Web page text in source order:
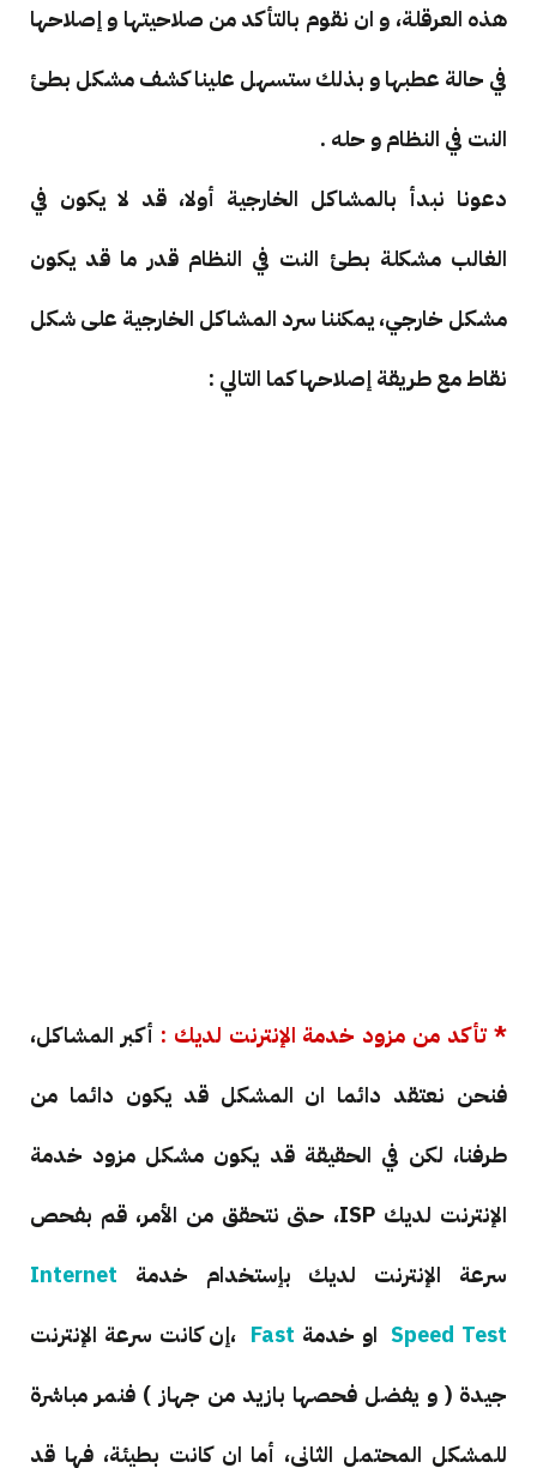
هذه العرقلة، و ان نقوم بالتأكد من صلاحيتها و إصلاحها
في حالة عطبها و بذلك ستسهل علينا كشف مشكل بطئ
النت في النظام و حله .
دعونا نبدأ بالمشاكل الخارجية أولا، قد لا يكون في
الغالب مشكلة بطئ النت في النظام قدر ما قد يكون
مشكل خارجي، يمكننا سرد المشاكل الخارجية على شكل
نقاط مع طريقة إصلاحها كما التالي :
* تأكد من مزود خدمة الإنترنت لديك : أكبر المشاكل،
فنحن نعتقد دائما ان المشكل قد يكون دائما من
طرفنا، لكن في الحقيقة قد يكون مشكل مزود خدمة
الإنترنت لديك ISP، حتى نتحقق من الأمر، قم بفحص
سرعة الإنترنت لديك بإستخدام خدمة Internet
Speed Test او خدمة Fast ،إن كانت سرعة الإنترنت
جيدة ( و يفضل فحصها بازيد من جهاز ) فنمر مباشرة
للمشكل المحتمل الثاني، أما ان كانت بطيئة، فها قد